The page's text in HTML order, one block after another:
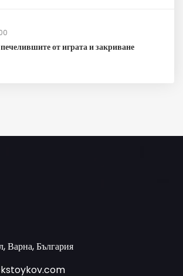
от играта и закриване
Варна, България